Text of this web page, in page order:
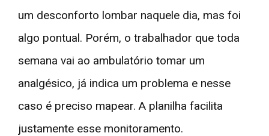
um desconforto lombar naquele dia, mas foi
algo pontual. Porém, o trabalhador que toda
semana vai ao ambulatório tomar um
analgésico, já indica um problema e nesse
caso é preciso mapear. A planilha facilita
justamente esse monitoramento.